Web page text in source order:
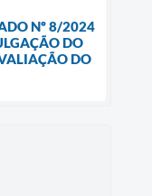
Nº 8/2024
DO
DO